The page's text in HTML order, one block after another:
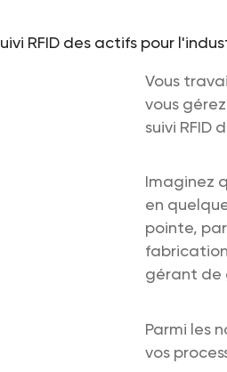
Vous
vous
suivi RFID
Imaginez
en
pointe,
gérant de
Parmi les
vos